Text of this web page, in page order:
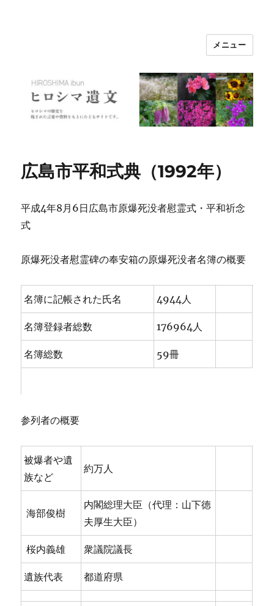
メニュー
広島市平和式典（1992年）
平成4年8月6日広島市原爆死没者慰霊式・平和祈念
式
原爆死没者慰霊碑の奉安箱の原爆死没者名簿の概要
名簿に記帳された氏名 4944人
名簿登録者総数 176964人
名簿総数 59冊
参列者の概要
被爆者や遺
族など
約万人
海部俊樹
内閣総理大臣（代理：山下徳
夫厚生大臣）
桜内義雄 衆議院議長
遺族代表 都道府県